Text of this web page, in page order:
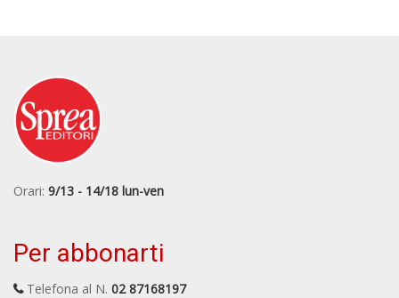
Orari: 9/13 - 14/18 lun-ven
Per abbonarti
Telefona al N. 02 87168197